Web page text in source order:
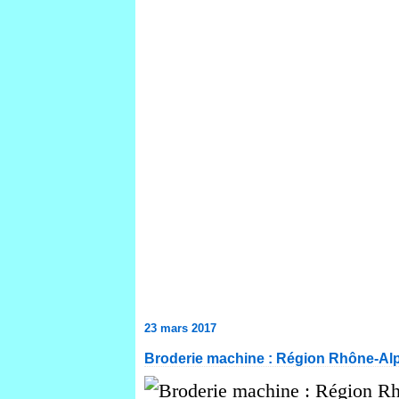
23 mars 2017
Broderie machine : Région Rhône-